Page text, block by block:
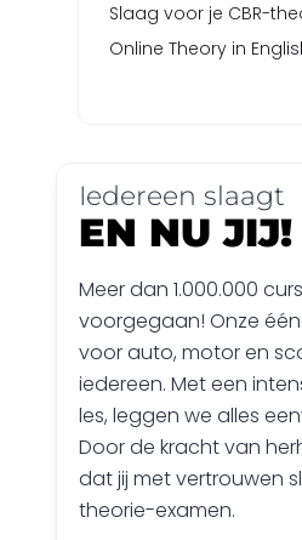
Slaag voor je CBR-
Online Theory in
Iedereen slaagt
EN NU JIJ!
Meer dan 1.000.000
voorgegaan! Onze
voor auto, motor en
iedereen. Met een
les, leggen we alles
Door de kracht van
dat jij met vertrouwen
theorie-examen.